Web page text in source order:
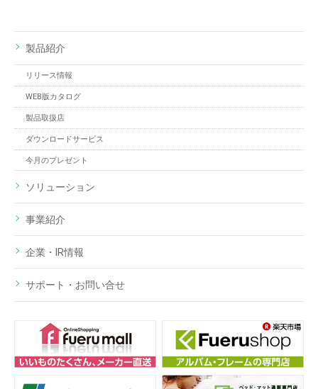
製品紹介
リリース情報
WEB版カタログ
製品取扱店
ダウンロードサービス
今月のプレゼント
ソリューション
事業紹介
企業・IR情報
サポート・お問い合せ